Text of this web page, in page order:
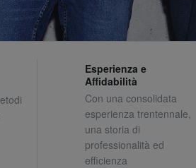
Esperienza e
Affidabilità
Con una consolidata
esperienza trentennale,
una storia di
professionalità ed
efficienza